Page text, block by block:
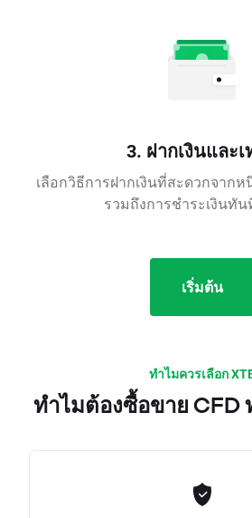
3. ฝากเงินและ
เลือกวิธีการฝากเงินที่สะดวกจาก
รวมถึงการชำระเงินทั
เริ่มต้น
ทำไมควรเลือก
ทำไมต้องซื้อขาย CFD